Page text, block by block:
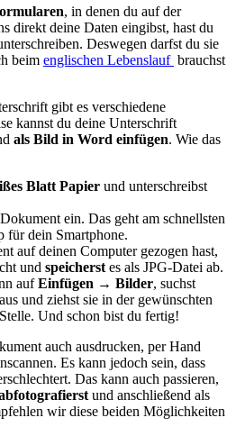
, in denen du auf der
direkt deine Daten eingibst, hast du
Deswegen darfst du sie
beim englischen Lebenslauf brauchst
gibt es verschiedene
kannst du deine Unterschrift
als Bild in Word einfügen. Wie das
Blatt Papier und unterschreibst
ein. Das geht am schnellsten
für dein Smartphone.
auf deinen Computer gezogen hast,
und speicherst es als JPG-Datei ab.
aufEinfügen → Bilder, suchst
und ziehst sie in der gewünschten
Und schon bist du fertig!
auch ausdrucken, per Hand
Es kann jedoch sein, dass
Das kann auch passieren,
und anschließend als
wir diese beiden Möglichkeiten